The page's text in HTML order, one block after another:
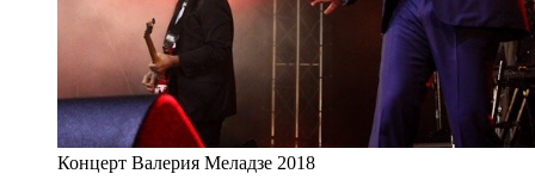
Концерт Валерия Меладзе 2018